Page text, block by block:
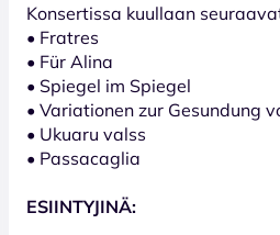
Konsertissa kuullaan
• Fratres
• Für Alina
• Spiegel im Spiegel
• Variationen zur Gesundung
• Ukuaru valss
• Passacaglia
ESIINTYJINÄ: